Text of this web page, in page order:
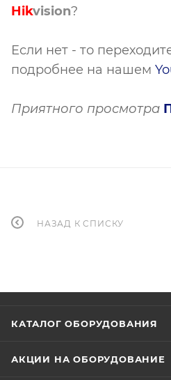
Hikvision?
Если нет - то
подробнее на нашем
Приятного просмотра
НАЗАД К СПИСКУ
КАТАЛОГ ОБОРУДОВАНИЯ
АКЦИИ НА ОБОРУДОВАНИЕ